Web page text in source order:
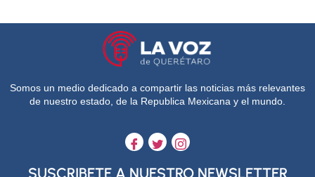
Somos un medio dedicado a compartir las noticias más relevantes
de nuestro estado, de la Republica Mexicana y el mundo.
SUSCRIBETE A NUESTRO NEWSLETTER